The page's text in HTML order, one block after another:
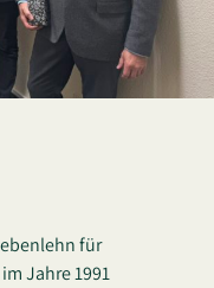
für
Jahre 1991